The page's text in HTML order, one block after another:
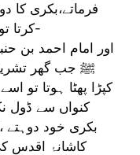
فرماتے،بکری کا
کرتا تو سب سے پہلے آپ اسے سلام کرتے-
اور امام احمد بن
ﷺ جب گھر تشریف
کپڑا پھٹا ہوتا تو
کنواں سے ڈول
بکری خود دوہتے
کاشانۂ اقدس